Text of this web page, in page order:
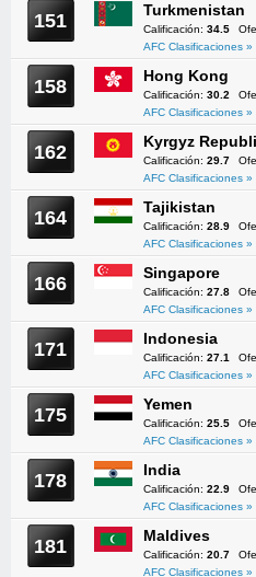
151 Turkmenistan
Calificación: 34.5
AFC Clasificaciones »
158 Hong Kong
Calificación: 30.2
AFC Clasificaciones »
162 Kyrgyz
Calificación: 29.7
AFC Clasificaciones »
164 Tajikistan
Calificación: 28.9
AFC Clasificaciones »
166 Singapore
Calificación: 27.8
AFC Clasificaciones »
171 Indonesia
Calificación: 27.1
AFC Clasificaciones »
175 Yemen
Calificación: 25.5
AFC Clasificaciones »
178 India
Calificación: 22.9
AFC Clasificaciones »
181 Maldives
Calificación: 20.7
AFC Clasificaciones »